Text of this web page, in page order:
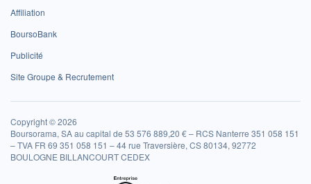
Affiliation
BoursoBank
Publicité
Site Groupe & Recrutement
Copyright © 2026
Boursorama, SA au capital de 53 576 889,20 € – RCS Nanterre 351 058 151
– TVA FR 69 351 058 151 – 44 rue Traversière, CS 80134, 92772
BOULOGNE BILLANCOURT CEDEX